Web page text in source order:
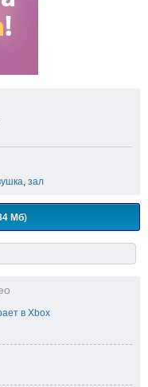
, зал
Мб)
в Xbox